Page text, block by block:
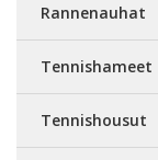
Rannenauhat
Tennishameet
Tennishousut